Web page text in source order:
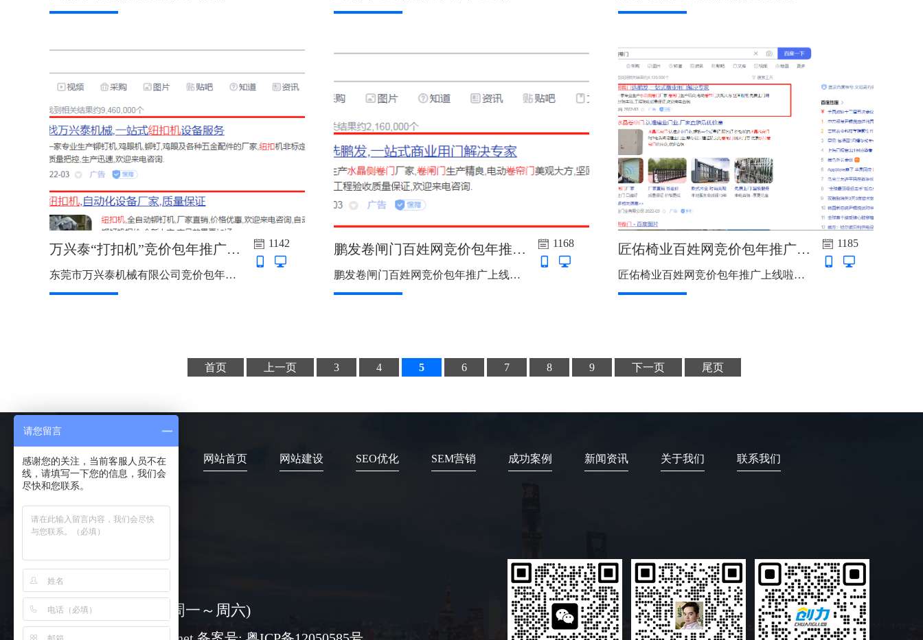
万兴泰“打扣机”竞价包年推广上线啦
东莞市万兴泰机械有限公司竞价包年推广上线啦，主词：打扣机 铆钉机 鸡眼机 纽扣机 ，赠送：气动铆钉机，全自动铆钉机，全自动鸡眼机，压铆机生产厂家，旋铆机厂家，铆接机生产厂家，全国双端24小时...
1142 鹏发卷闸门百姓网竞价包年推广上线啦
鹏发卷闸门百姓网竞价包年推广上线啦，主词:水晶折叠门，水晶侧卷门...
1168 匠佑椅业百姓网竞价包年推广上线啦
匠佑椅业百姓网竞价包年推广上线啦，主词：报告厅座椅、报告厅排椅、报告厅桌椅、礼堂椅厂、礼堂椅厂家、阶梯排椅、阶梯教室桌椅、阶梯教室课桌椅、阶梯桌椅...
1185
首页 上一页 3 4 5 6 7 8 9 下一页 尾页
网站首页 网站建设 SEO优化 SEM营销 成功案例 新闻资讯 关于我们 联系我们
08:30-18:00 ( 周一～周六)
请您留言
感谢您的关注，当前客服人员不在
线，请填写一下您的信息，我们会
尽快和您联系。